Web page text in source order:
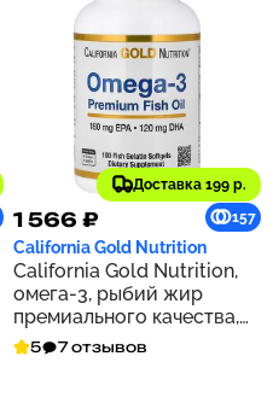
Доставка 199 р.
1 566 ₽ 157
California Gold Nutrition
California Gold Nutrition,
омега-3, рыбий жир
премиального качества,
100 капсул из рыбьего
желатина
5 7 отзывов